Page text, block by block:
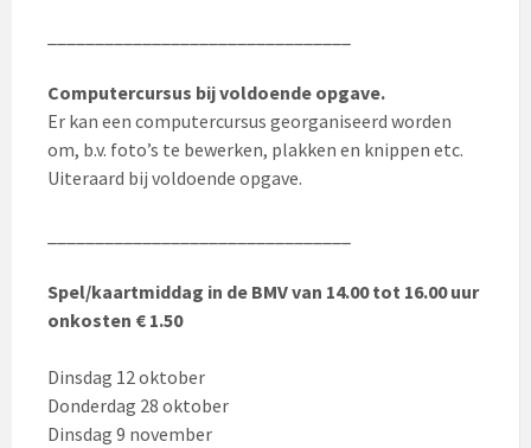
Computercursus bij voldoende opgave.
Er kan een computercursus georganiseerd worden
om, b.v. foto’s te bewerken, plakken en knippen etc.
Uiteraard bij voldoende opgave.
Spel/kaartmiddag in de BMV van 14.00 tot 16.00 uur
onkosten € 1.50
Dinsdag 12 oktober
Donderdag 28 oktober
Dinsdag 9 november